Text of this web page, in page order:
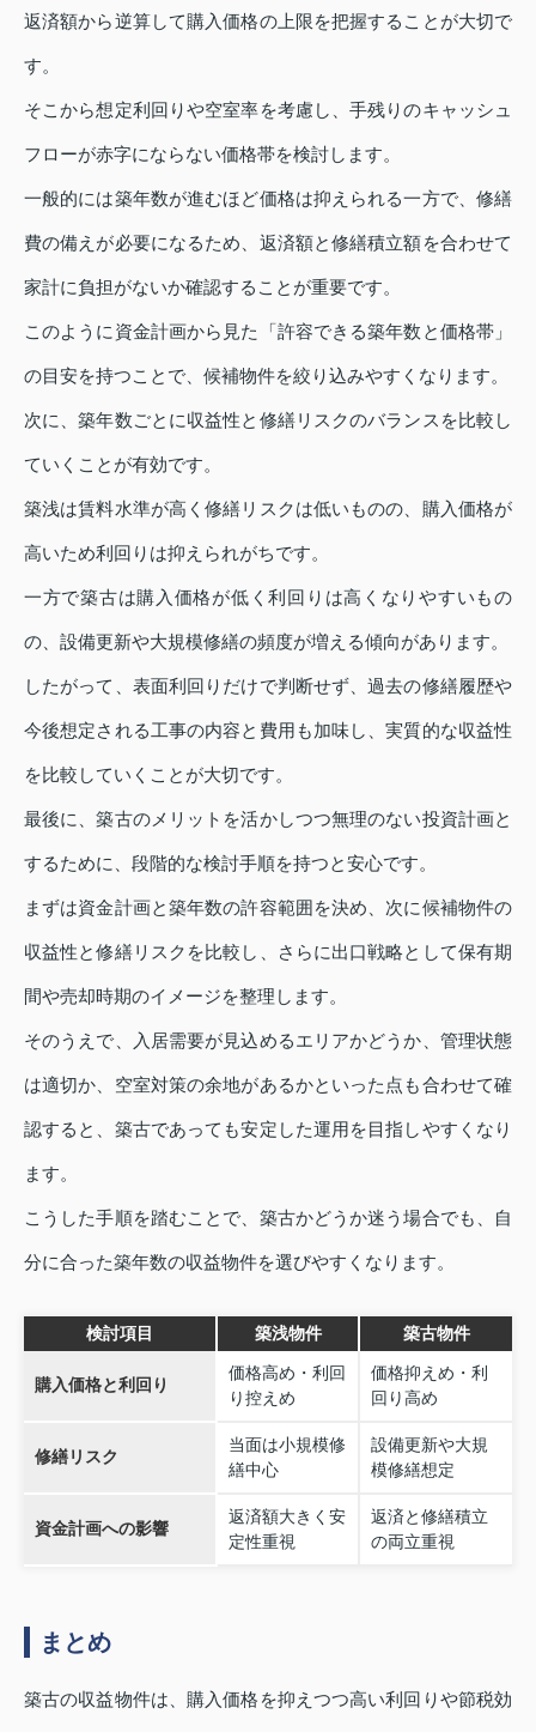
返済額から逆算して購入価格の上限を把握することが大切で
す。
そこから想定利回りや空室率を考慮し、手残りのキャッシュ
フローが赤字にならない価格帯を検討します。
一般的には築年数が進むほど価格は抑えられる一方で、修繕
費の備えが必要になるため、返済額と修繕積立額を合わせて
家計に負担がないか確認することが重要です。
このように資金計画から見た「許容できる築年数と価格帯」
の目安を持つことで、候補物件を絞り込みやすくなります。
次に、築年数ごとに収益性と修繕リスクのバランスを比較し
ていくことが有効です。
築浅は賃料水準が高く修繕リスクは低いものの、購入価格が
高いため利回りは抑えられがちです。
一方で築古は購入価格が低く利回りは高くなりやすいもの
の、設備更新や大規模修繕の頻度が増える傾向があります。
したがって、表面利回りだけで判断せず、過去の修繕履歴や
今後想定される工事の内容と費用も加味し、実質的な収益性
を比較していくことが大切です。
最後に、築古のメリットを活かしつつ無理のない投資計画と
するために、段階的な検討手順を持つと安心です。
まずは資金計画と築年数の許容範囲を決め、次に候補物件の
収益性と修繕リスクを比較し、さらに出口戦略として保有期
間や売却時期のイメージを整理します。
そのうえで、入居需要が見込めるエリアかどうか、管理状態
は適切か、空室対策の余地があるかといった点も合わせて確
認すると、築古であっても安定した運用を目指しやすくなり
ます。
こうした手順を踏むことで、築古かどうか迷う場合でも、自
分に合った築年数の収益物件を選びやすくなります。
検討項目 築浅物件 築古物件
購入価格と利回り
価格高め・利回
り控えめ
価格抑えめ・利
回り高め
修繕リスク
当面は小規模修
繕中心
設備更新や大規
模修繕想定
資金計画への影響
返済額大きく安
定性重視
返済と修繕積立
の両立重視
まとめ
築古の収益物件は、購入価格を抑えつつ高い利回りや節税効